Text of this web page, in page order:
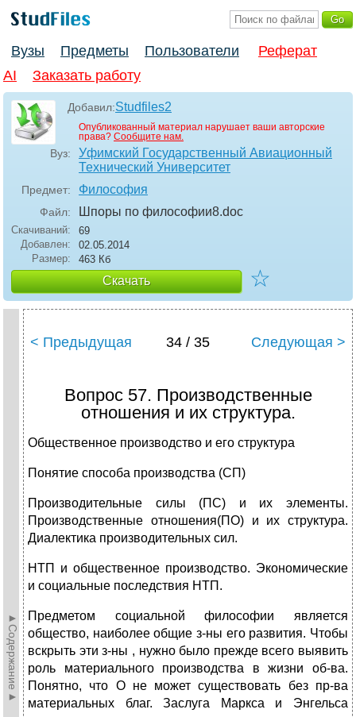
Вузы Предметы Пользователи
Реферат
AI
Заказать работу
Добавил:Studfiles2
Опубликованный материал нарушает ваши авторские
права? Сообщите нам.
Вуз:
Уфимский Государственный Авиационный
Технический Университет
Предмет: Философия
Файл: Шпоры по философии8.doc
Скачиваний:
69
Добавлен:
02.05.2014
Размер:
463 Кб
Скачать ☆
►Содержание►
< Предыдущая 34 / 35 Следующая >
Вопрос 57. Производственные
отношения и их структура.
Общественное производство и его структура
Понятие способа производства (СП)
Производительные силы (ПС) и их элементы.
Производственные отношения(ПО) и их структура.
Диалектика производительных сил.
НТП и общественное производство. Экономические
и социальные последствия НТП.
Предметом социальной философии является
общество, наиболее общие з-ны его развития. Чтобы
вскрыть эти з-ны , нужно было прежде всего выявить
роль материального производства в жизни об-ва.
Понятно, что О не может существовать без пр-ва
материальных благ. Заслуга Маркса и Энгельса